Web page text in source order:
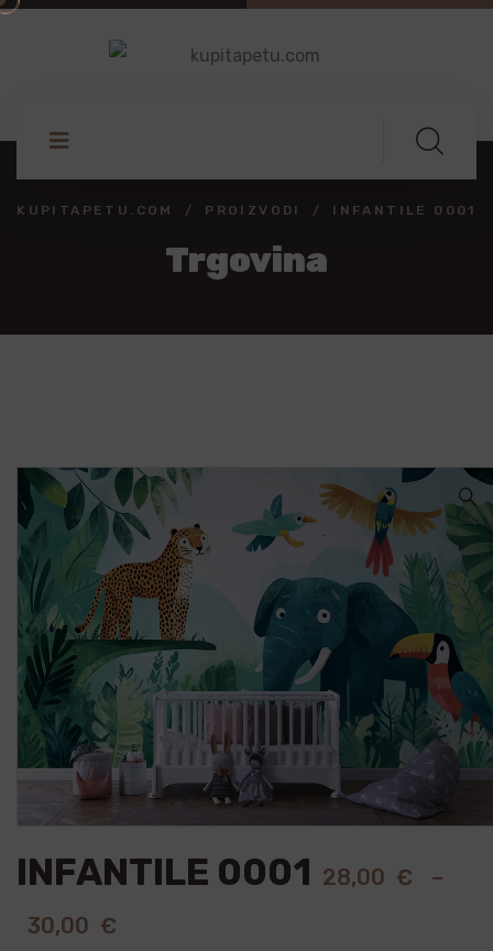
KUPITAPETU.COM PROIZVODI INFANTILE 0001
Trgovina
🔍
INFANTILE 0001 28,00 €
–
30,00 €